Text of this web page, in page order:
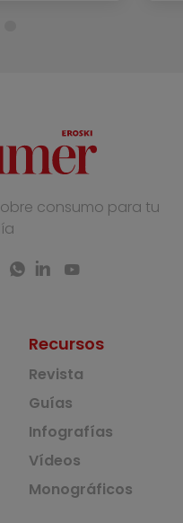
consumo para tu
Recursos
Revista
Guías
Infografías
Vídeos
Monográficos